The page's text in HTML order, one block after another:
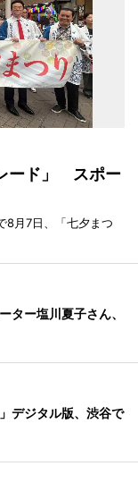
ード」 スポー
8月7日、「七夕まつ
ター塩川夏子さん、
デジタル版、渋谷で